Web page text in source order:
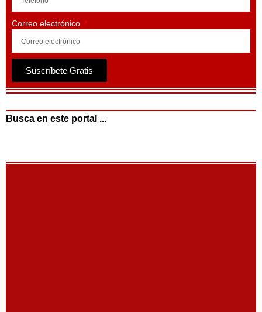
Correo electrónico
Suscríbete Gratis
Busca en este portal ...